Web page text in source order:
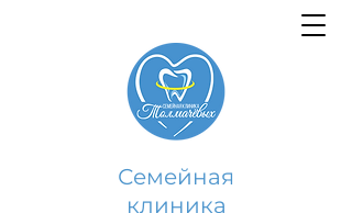
Семейная
клиника